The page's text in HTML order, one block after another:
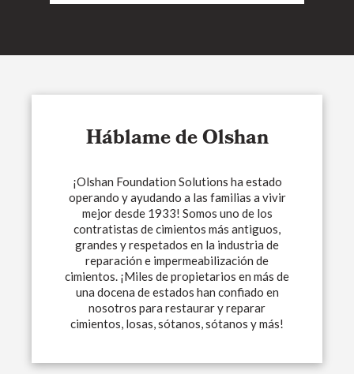
Háblame de Olshan
¡Olshan Foundation Solutions ha estado
operando y ayudando a las familias a vivir
mejor desde 1933! Somos uno de los
contratistas de cimientos más antiguos,
grandes y respetados en la industria de
reparación e impermeabilización de
cimientos. ¡Miles de propietarios en más de
una docena de estados han confiado en
nosotros para restaurar y reparar
cimientos, losas, sótanos, sótanos y más!